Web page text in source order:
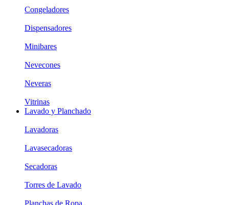
Congeladores
Dispensadores
Minibares
Nevecones
Neveras
Vitrinas
Lavado y Planchado
Lavadoras
Lavasecadoras
Secadoras
Torres de Lavado
Planchas de Ropa